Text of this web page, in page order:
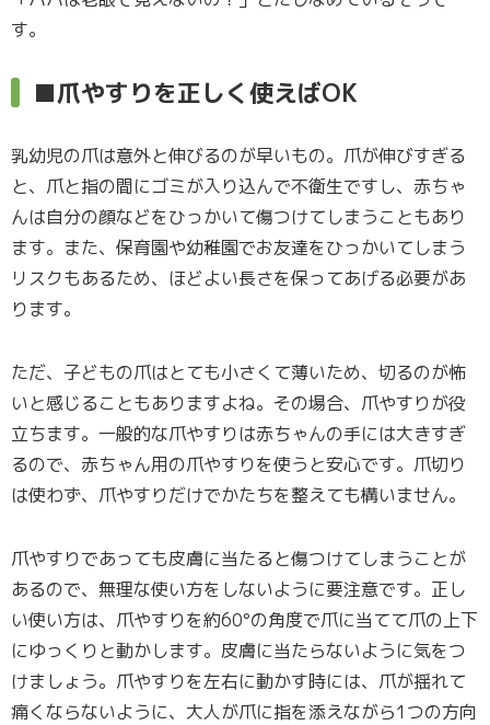
す。
■爪やすりを正しく使えばOK
乳幼児の爪は意外と伸びるのが早いもの。爪が伸びすぎる
と、爪と指の間にゴミが入り込んで不衛生ですし、赤ちゃ
んは自分の顔などをひっかいて傷つけてしまうこともあり
ます。また、保育園や幼稚園でお友達をひっかいてしまう
リスクもあるため、ほどよい長さを保ってあげる必要があ
ります。
ただ、子どもの爪はとても小さくて薄いため、切るのが怖
いと感じることもありますよね。その場合、爪やすりが役
立ちます。一般的な爪やすりは赤ちゃんの手には大きすぎ
るので、赤ちゃん用の爪やすりを使うと安心です。爪切り
は使わず、爪やすりだけでかたちを整えても構いません。
爪やすりであっても皮膚に当たると傷つけてしまうことが
あるので、無理な使い方をしないように要注意です。正し
い使い方は、爪やすりを約60°の角度で爪に当てて爪の上下
にゆっくりと動かします。皮膚に当たらないように気をつ
けましょう。爪やすりを左右に動かす時には、爪が揺れて
痛くならないように、大人が爪に指を添えながら1つの方向